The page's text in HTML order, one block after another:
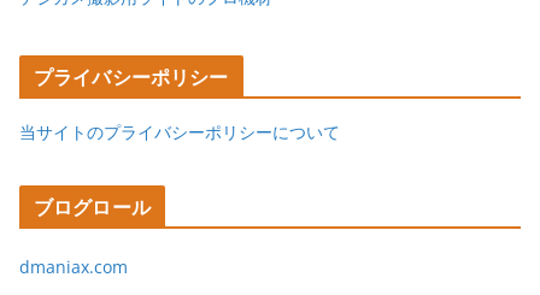
プライバシーポリシー
当サイトのプライバシーポリシーについて
ブログロール
dmaniax.com